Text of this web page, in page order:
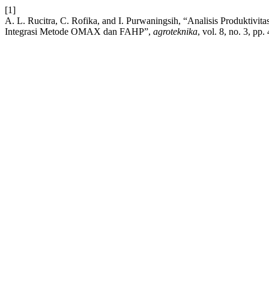
[1]
A. L. Rucitra, C. Rofika, and I. Purwaningsih, “Analisis
Integrasi Metode OMAX dan FAHP”, agroteknika, vol. 8, no. 3, pp.